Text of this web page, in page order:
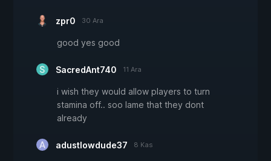
zpr0 30 Ara
good yes good
SacredAnt740 11 Ara
i wish they would allow players to turn
stamina off.. soo lame that they dont
already
adustlowdude37 8 Kas